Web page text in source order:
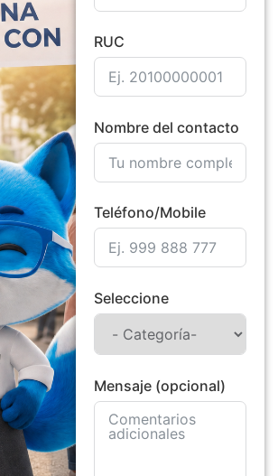
RUC
Nombre del contacto
Teléfono/Mobile
Seleccione
Mensaje (opcional)